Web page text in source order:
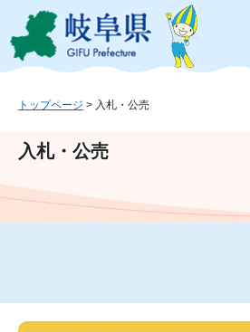
ジ
ュ
文
このページの本文へ
トップページ > 入札・公売
入札・公売